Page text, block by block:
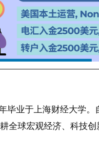
毕业于上海财经大学。
全球宏观经济、科技创